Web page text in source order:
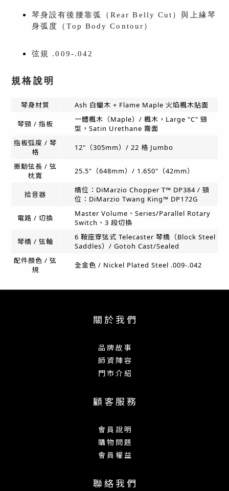
琴身設有後腰靠弧（Rear Belly Cut）與上緣琴
身弧度（Top Body Contour）
弦規 .009-.042
規格說明
琴身材質 Ash 白蠟木 + Flame Maple 火焰楓木貼面
琴頸 / 指板
一體楓木（Maple）/ 楓木，Large "C" 頸
型，Satin Urethane 霧面
指板弧度 / 琴
格
12"（305mm）/ 22 格 Jumbo
振動弦長 / 弦
枕寬
25.5"（648mm）/ 1.650"（42mm）
拾音器
橋位：DiMarzio Chopper T™ DP384 / 頸
位：DiMarzio Twang King™ DP172G
電路 / 切換
Master Volume、Series/Parallel Rotary
Switch、3 段切換
琴橋 / 弦軸
6 鞍座穿弦式 Telecaster 琴橋（Block Steel
Saddles）/ Gotoh Cast/Sealed
配件顏色 / 弦
規
全金色 / Nickel Plated Steel .009-.042
關 於 我 們
品 牌 故 事
師 資 陣 容
門 市 介 紹
顧 客 服 務
會 員 說 明
購 物 問 題
會 員 權 益
聯 絡 我 們